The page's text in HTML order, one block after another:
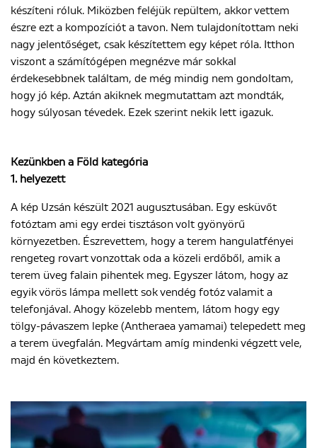
készíteni róluk. Miközben feléjük repültem, akkor vettem
észre ezt a kompozíciót a tavon. Nem tulajdonítottam neki
nagy jelentőséget, csak készítettem egy képet róla. Itthon
viszont a számítógépen megnézve már sokkal
érdekesebbnek találtam, de még mindig nem gondoltam,
hogy jó kép. Aztán akiknek megmutattam azt mondták,
hogy súlyosan tévedek. Ezek szerint nekik lett igazuk.
Kezünkben a Föld kategória
1. helyezett
A kép Uzsán készült 2021 augusztusában. Egy esküvőt
fotóztam ami egy erdei tisztáson volt gyönyörű
környezetben. Észrevettem, hogy a terem hangulatfényei
rengeteg rovart vonzottak oda a közeli erdőből, amik a
terem üveg falain pihentek meg. Egyszer látom, hogy az
egyik vörös lámpa mellett sok vendég fotóz valamit a
telefonjával. Ahogy közelebb mentem, látom hogy egy
tölgy-pávaszem lepke (Antheraea yamamai) telepedett meg
a terem üvegfalán. Megvártam amíg mindenki végzett vele,
majd én következtem.